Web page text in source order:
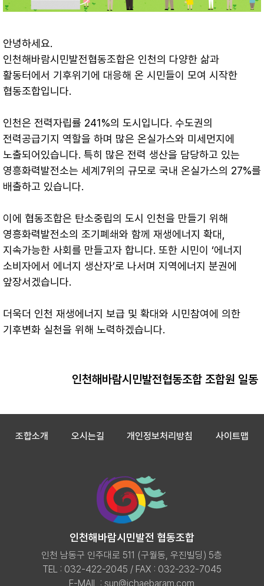
안녕하세요.
인천해바람시민발전협동조합은 인천의 다양한 삶과
활동터에서 기후위기에 대응해 온 시민들이 모여 시작한
협동조합입니다.
인천은 전력자립률 241%의 도시입니다. 수도권의
전력공급기지 역할을 하며 많은 온실가스와 미세먼지에
노출되어있습니다. 특히 많은 전력 생산을 담당하고 있는
영흥화력발전소는 세계7위의 규모로 국내 온실가스의 27%를
배출하고 있습니다.
이에 협동조합은 탄소중립의 도시 인천을 만들기 위해
영흥화력발전소의 조기폐쇄와 함께 재생에너지 확대,
지속가능한 사회를 만들고자 합니다. 또한 시민이 ‘에너지
소비자에서 에너지 생산자’로 나서며 지역에너지 분권에
앞장서겠습니다.
더욱더 인천 재생에너지 보급 및 확대와 시민참여에 의한
기후변화 실천을 위해 노력하겠습니다.
인천해바람시민발전협동조합 조합원 일동
조합소개 오시는길 개인정보처리방침 사이트맵
인천해바람시민발전 협동조합
인천 남동구 인주대로 511 (구월동, 우진빌딩) 5층
TEL : 032-422-2045 / FAX : 032-232-7045
E-MAIL : sun@ichaebaram.com